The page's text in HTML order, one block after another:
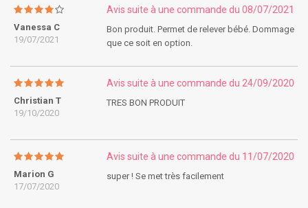
Vanessa C
19/07/2021
Avis suite à une commande du 08/07/2021
Bon produit. Permet de relever bébé. Dommage
que ce soit en option.
Christian T
19/10/2020
Avis suite à une commande du 24/09/2020
TRES BON PRODUIT
Marion G
17/07/2020
Avis suite à une commande du 11/07/2020
super ! Se met très facilement